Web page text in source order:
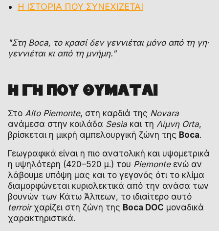
Η ΙΣΤΟΡΙΑ ΠΟΥ ΣΥΝΕΧΙΖΕΤΑΙ
"Στη Boca, το κρασί δεν γεννιέται μόνο από τη γη·
γεννιέται κι από τη μνήμη."
Η ΓΗ ΠΟΥ ΘΥΜΑΤΑΙ
Στο Alto Piemonte, στη καρδιά της Novara
ανάμεσα στην κοιλάδα Sesia και τη Λίμνη Orta,
βρίσκεται η μικρή αμπελουργική ζώνη της Boca.
Γεωγραφικά είναι η πιο ανατολική και υψομετρικά
η υψηλότερη (420–520 μ.) του Piemonteενώ αν
λάβουμε υπόψη μας και το γεγονός ότι το κλίμα
διαμορφώνεται κυριολεκτικά από την ανάσα των
βουνών των Κάτω Άλπεων, το ιδιαίτερο αυτό
terroirχαρίζει στη ζώνη της Boca DOC μοναδικά
χαρακτηριστικά.